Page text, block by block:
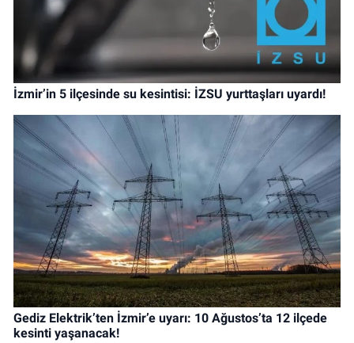
İzmir’in 5 ilçesinde su kesintisi: İZSU yurttaşları uyardı!
Gediz Elektrik’ten İzmir’e uyarı: 10 Ağustos’ta 12 ilçede
kesinti yaşanacak!